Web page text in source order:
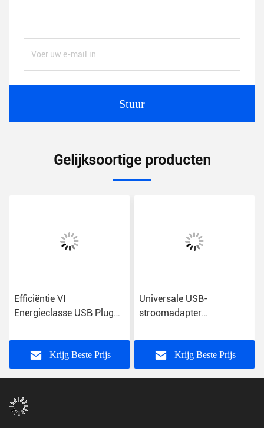
Stuur
Gelijksoortige producten
Efficiëntie VI
Energieclasse USB Plug
wisselstroominvoer voor
universeel gebruik
Krijg Beste Prijs
Universale USB-
stroomadapter
Krijg Beste Prijs